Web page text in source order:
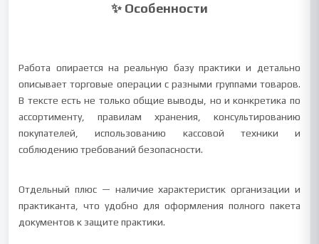
✨ Особенности
Работа опирается на реальную базу практики и детально
описывает торговые операции с разными группами товаров.
В тексте есть не только общие выводы, но и конкретика по
ассортименту, правилам хранения, консультированию
покупателей, использованию кассовой техники и
соблюдению требований безопасности.
Отдельный плюс — наличие характеристик организации и
практиканта, что удобно для оформления полного пакета
документов к защите практики.